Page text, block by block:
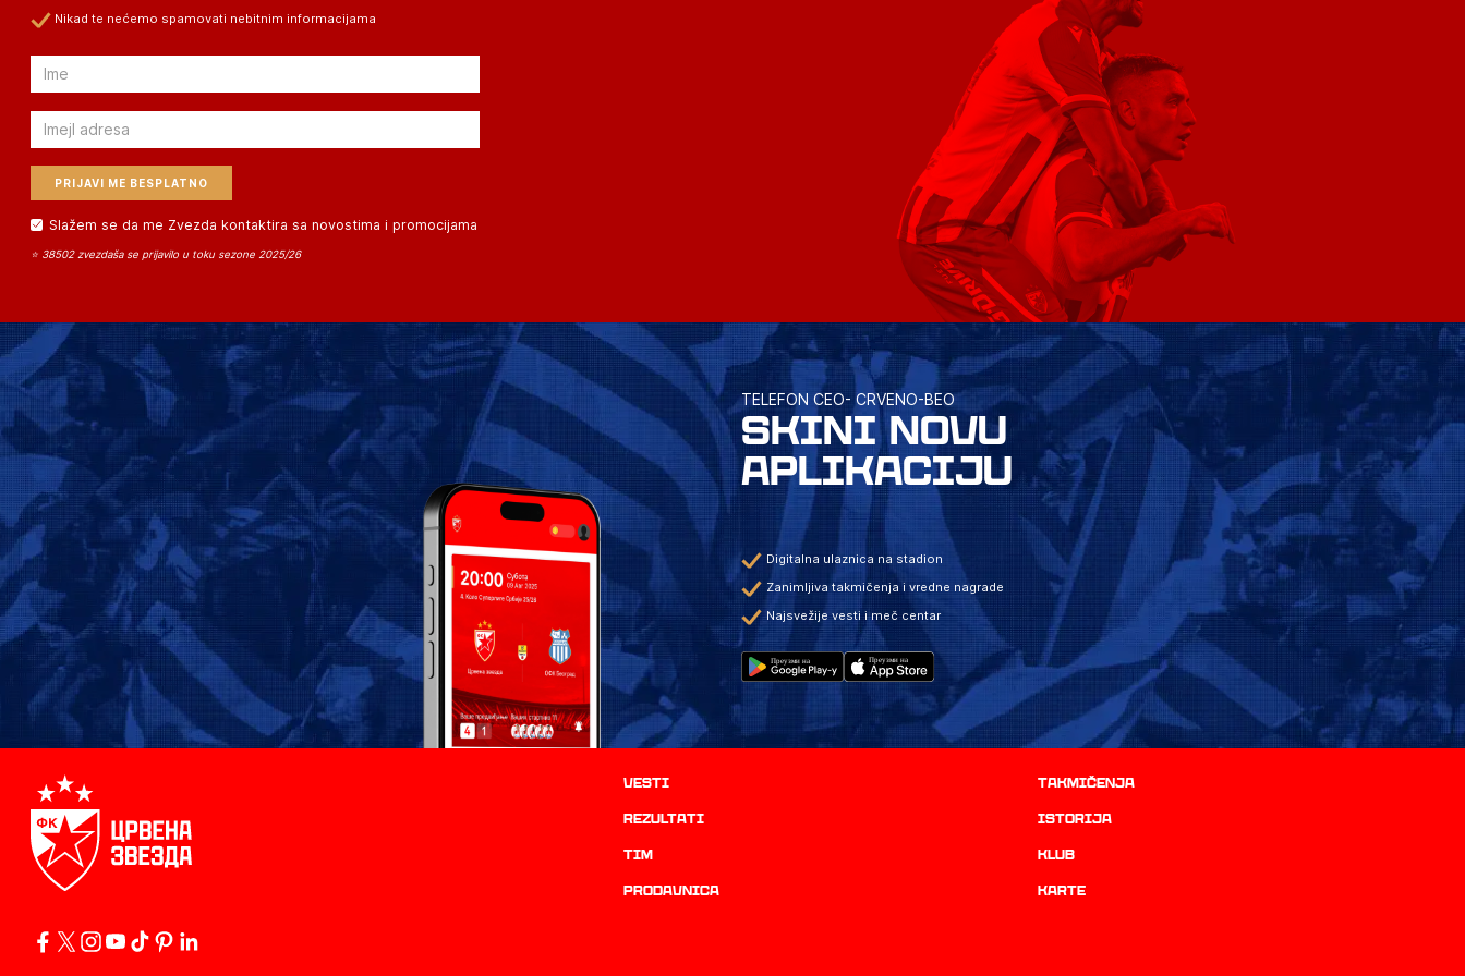
Nikad te nećemo spamovati nebitnim informacijama
Email
Email
Slažem se da me Zvezda kontaktira sa novostima i promocijama
⭐ 38502 zvezdaša se prijavilo u toku sezone 2025/26
TELEFON CEO- CRVENO-BEO
SKINI NOVU
APLIKACIJU
Digitalna ulaznica na stadion
Zanimljiva takmičenja i vredne nagrade
Najsvežije vesti i meč centar
Vesti Takmičenja
rezultati istorija
TIM Klub
prodavnica Karte